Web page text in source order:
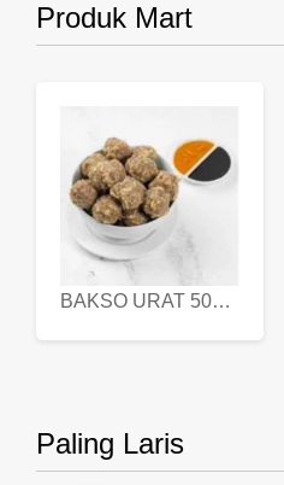
Produk Mart
BAKSO URAT 500 GR
Paling Laris